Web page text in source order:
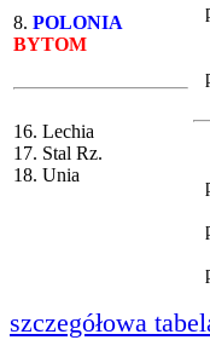
8. POLONIA
BYTOM
16. Lechia
17. Stal Rz.
18. Unia
szczegółowa